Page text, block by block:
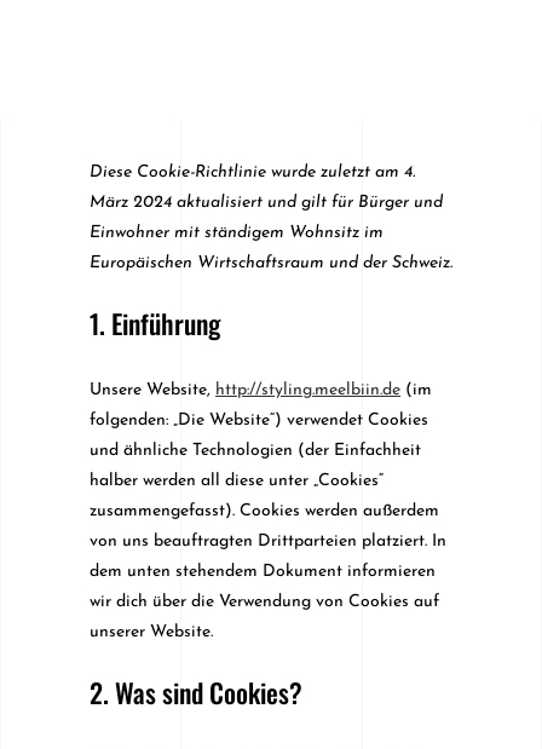
Diese Cookie-Richtlinie wurde zuletzt am 4.
März 2024 aktualisiert und gilt für Bürger und
Einwohner mit ständigem Wohnsitz im
Europäischen Wirtschaftsraum und der Schweiz.
1. Einführung
Unsere Website, http://styling.meelbiin.de (im
folgenden: „Die Website“) verwendet Cookies
und ähnliche Technologien (der Einfachheit
halber werden all diese unter „Cookies“
zusammengefasst). Cookies werden außerdem
von uns beauftragten Drittparteien platziert. In
dem unten stehendem Dokument informieren
wir dich über die Verwendung von Cookies auf
unserer Website.
2. Was sind Cookies?